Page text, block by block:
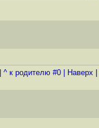
^ к родителю #0 Наверх